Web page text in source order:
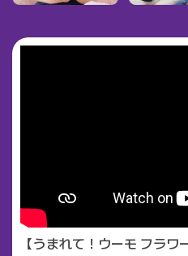
【うまれて！ウーモ フラ